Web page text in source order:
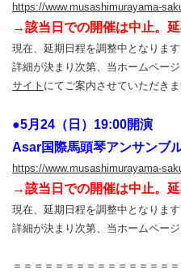
https://www.musashimurayama-
→該当日での開催は中止。延
現在、延期日程を調整中となります
詳細が決まり次第、当ホームペー
サイト にてご案内させていただきま
●5月24（日）19:00開演
Asar国際馬頭琴アンサンブ
https://www.musashimurayama-
→該当日での開催は中止。延
現在、延期日程を調整中となります
詳細が決まり次第、当ホームペー
＝＝＝＝＝＝＝＝＝＝＝＝＝＝＝